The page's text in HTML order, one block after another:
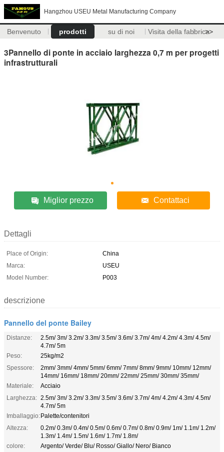
Hangzhou USEU Metal Manufacturing Company
Benvenuto prodotti su di noi Visita della fabbrica>>
3Pannello di ponte in acciaio larghezza 0,7 m per progetti
infrastrutturali
Miglior prezzo Contattaci
Dettagli
Place of Origin:
China
Marca:
USEU
Model Number:
P003
descrizione
Pannello del ponte Bailey
Distanze:
2.5m/ 3m/ 3.2m/ 3.3m/ 3.5m/ 3.6m/ 3.7m/ 4m/ 4.2m/ 4.3m/ 4.5m/
4.7m/ 5m
Peso:
25kg/m2
Spessore:
2mm/ 3mm/ 4mm/ 5mm/ 6mm/ 7mm/ 8mm/ 9mm/ 10mm/ 12mm/
14mm/ 16mm/ 18mm/ 20mm/ 22mm/ 25mm/ 30mm/ 35mm/
Materiale:
Acciaio
Larghezza: 2.5m/ 3m/ 3.2m/ 3.3m/ 3.5m/ 3.6m/ 3.7m/ 4m/ 4.2m/ 4.3m/ 4.5m/
4.7m/ 5m
Imballaggio:Palette/contenitori
Altezza:
0.2m/ 0.3m/ 0.4m/ 0.5m/ 0.6m/ 0.7m/ 0.8m/ 0.9m/ 1m/ 1.1m/ 1.2m/
1.3m/ 1.4m/ 1.5m/ 1.6m/ 1.7m/ 1.8m/
colore:
Argento/ Verde/ Blu/ Rosso/ Giallo/ Nero/ Bianco